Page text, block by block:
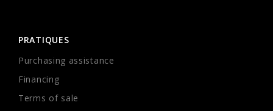
PRATIQUES
Purchasing assistance
Financing
Terms of sale